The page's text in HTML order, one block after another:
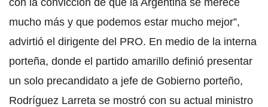
mucho más y que podemos estar mucho mejor”,
advirtió el dirigente del PRO. En medio de la interna
porteña, donde el partido amarillo definió presentar
un solo precandidato a jefe de Gobierno porteño,
Rodríguez Larreta se mostró con su actual ministro